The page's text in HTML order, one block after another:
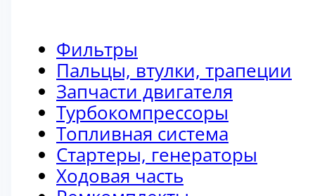
Фильтры
Пальцы, втулки, трапеции
Запчасти двигателя
Турбокомпрессоры
Топливная система
Стартеры, генераторы
Ходовая часть